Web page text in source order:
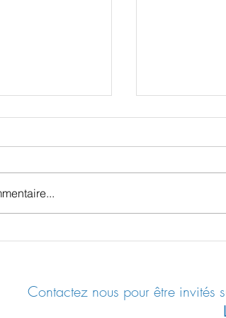
des Vaccins
Résilience /
Contactez nous pour être invités